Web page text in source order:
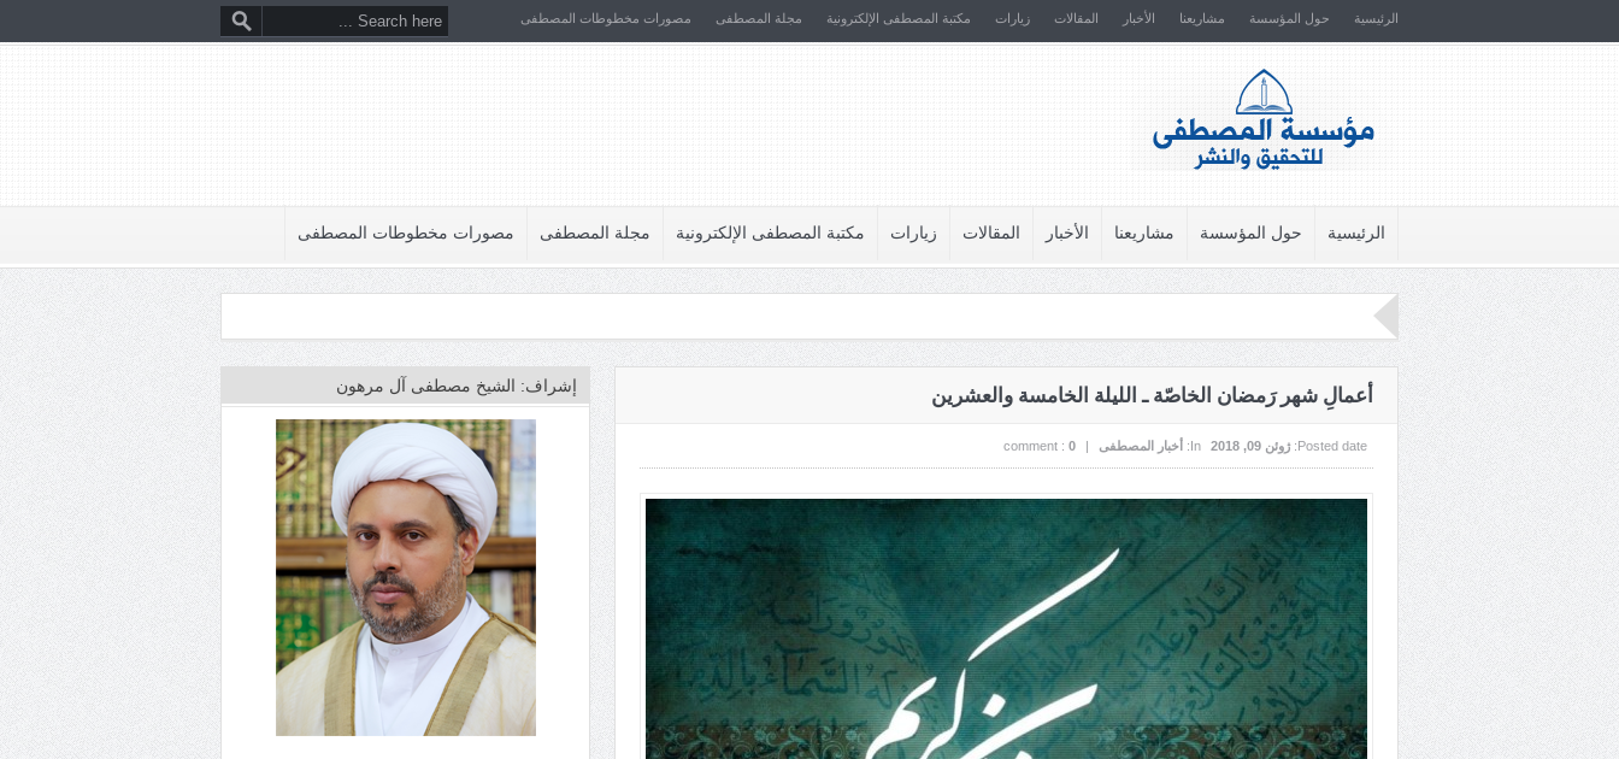
الرئيسية حول المؤسسة مشاريعنا الأخبار المقالات زيارات مكتبة المصطفى الإلكترونية مجلة المصطفى مصورات مخطوطات المصطفى
الرئيسية حول المؤسسة مشاريعنا الأخبار المقالات زيارات مكتبة المصطفى الإلكترونية مجلة المصطفى مصورات مخطوطات المصطفى
أعمالِ شهر رَمضان الخاصّة ـ الليلة الخامسة والعشرين
Posted date: ژوئن 09, 2018 In: أخبار المصطفى |
comment : 0
إشراف: الشيخ مصطفى آل مرهون